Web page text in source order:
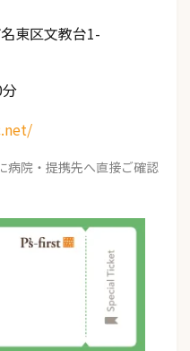
東区文教台1-
院・提携先へ直接ご確認